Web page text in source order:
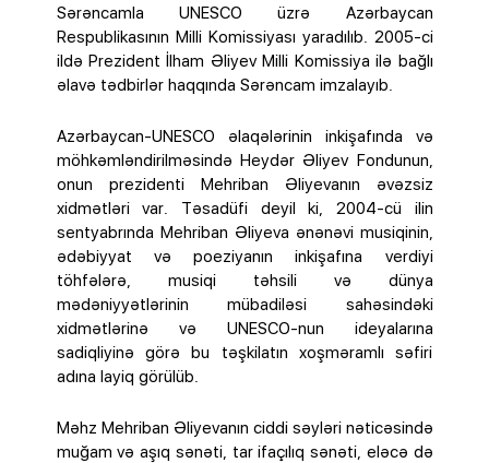
Sərəncamla UNESCO üzrə Azərbaycan
Respublikasının Milli Komissiyası yaradılıb. 2005-ci
ildə Prezident İlham Əliyev Milli Komissiya ilə bağlı
əlavə tədbirlər haqqında Sərəncam imzalayıb.
Azərbaycan-UNESCO əlaqələrinin inkişafında və
möhkəmləndirilməsində Heydər Əliyev Fondunun,
onun prezidenti Mehriban Əliyevanın əvəzsiz
xidmətləri var. Təsadüfi deyil ki, 2004-cü ilin
sentyabrında Mehriban Əliyeva ənənəvi musiqinin,
ədəbiyyat və poeziyanın inkişafına verdiyi
töhfələrə, musiqi təhsili və dünya
mədəniyyətlərinin mübadiləsi sahəsindəki
xidmətlərinə və UNESCO-nun ideyalarına
sadiqliyinə görə bu təşkilatın xoşməramlı səfiri
adına layiq görülüb.
Məhz Mehriban Əliyevanın ciddi səyləri nəticəsində
muğam və aşıq sənəti, tar ifaçılıq sənəti, eləcə də